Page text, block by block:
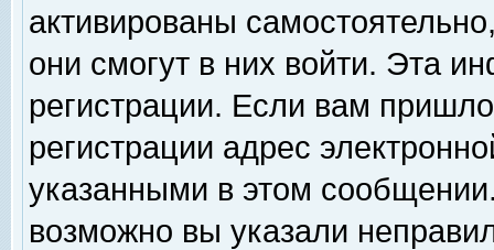
активированы
они смогут в них войти. Эта
регистрации. Если вам
регистрации адрес
указанными в этом
возможно вы указали